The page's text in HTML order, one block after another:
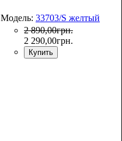
Модель: 33703/S желтый
2 890,00грн.
2 290,00грн.
Купить